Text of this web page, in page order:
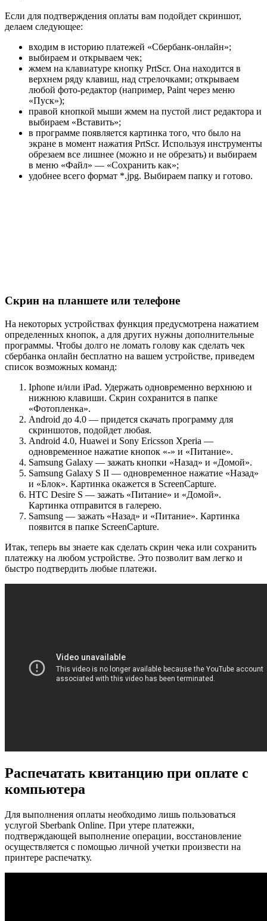
Если для подтверждения оплаты вам подойдет скриншот,
делаем следующее:
входим в историю платежей «Сбербанк-онлайн»;
выбираем и открываем чек;
жмем на клавиатуре кнопку PrtScr. Она находится в
верхнем ряду клавиш, над стрелочками; открываем
любой фото-редактор (например, Paint через меню
«Пуск»);
правой кнопкой мыши жмем на пустой лист редактора и
выбираем «Вставить»;
в программе появляется картинка того, что было на
экране в момент нажатия PrtScr. Используя инструменты
обрезаем все лишнее (можно и не обрезать) и выбираем
в меню «Файл» — «Сохранить как»;
удобнее всего формат *.jpg. Выбираем папку и готово.
Скрин на планшете или телефоне
На некоторых устройствах функция предусмотрена нажатием
определенных кнопок, а для других нужны дополнительные
программы. Чтобы долго не ломать голову как сделать чек
сбербанка онлайн бесплатно на вашем устройстве, приведем
список возможных команд:
Iphone и/или iPad. Удержать одновременно верхнюю и
нижнюю клавиши. Скрин сохранится в папке
«Фотопленка».
Android до 4.0 — придется скачать программу для
скриншотов, подойдет любая.
Android 4.0, Huawei и Sony Ericsson Xperia —
одновременное нажатие кнопок «-» и «Питание».
Samsung Galaxy — зажать кнопки «Назад» и «Домой».
Samsung Galaxy S II — одновременное нажатие «Назад»
и «Блок». Картинка окажется в ScreenCapture.
HTC Desire S — зажать «Питание» и «Домой».
Картинка отправится в галерею.
Samsung — зажать «Назад» и «Питание». Картинка
появится в папке ScreenCapture.
Итак, теперь вы знаете как сделать скрин чека или сохранить
платежку на любом устройстве. Это позволит вам легко и
быстро подтвердить любые платежи.
Распечатать квитанцию при оплате с
компьютера
Для выполнения оплаты необходимо лишь пользоваться
услугой Sberbank Online. При утере платежки,
подтверждающей выполнение операции, восстановление
осуществляется с помощью личной учетки произвести на
принтере распечатку.